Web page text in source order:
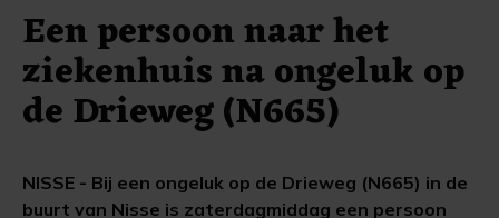
Een persoon naar het
ziekenhuis na ongeluk op
de Drieweg (N665)
NISSE - Bij een ongeluk op de Drieweg (N665) in de
buurt van Nisse is zaterdagmiddag een persoon